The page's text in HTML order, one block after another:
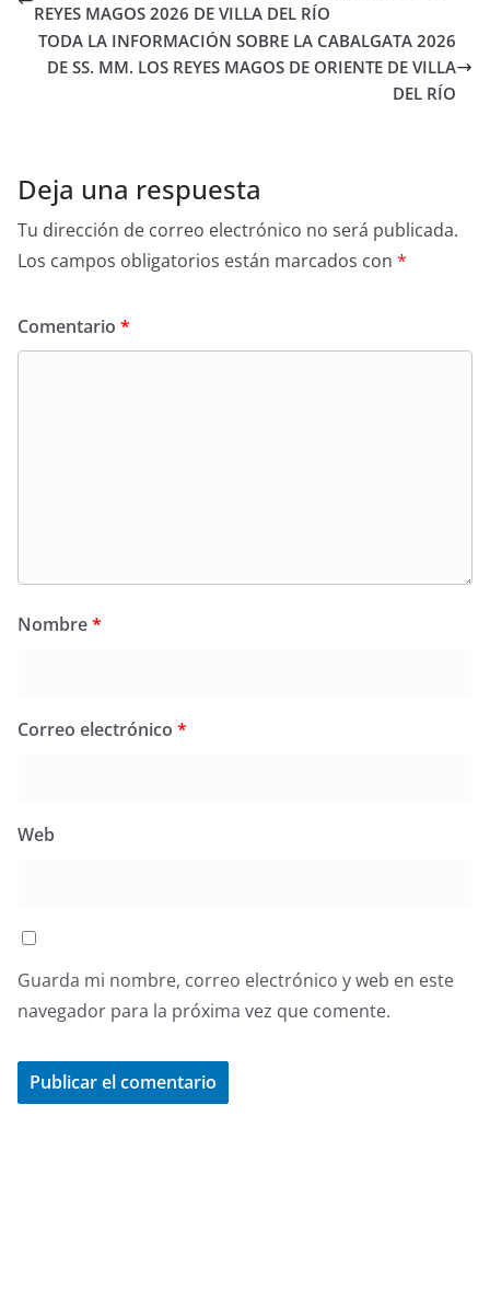
REYES MAGOS 2026 DE VILLA DEL RÍO
TODA LA INFORMACIÓN SOBRE LA CABALGATA 2026
DE SS. MM. LOS REYES MAGOS DE ORIENTE DE VILLA
DEL RÍO
Deja una respuesta
Tu dirección de correo electrónico no será publicada.
Los campos obligatorios están marcados con *
Comentario *
Nombre*
Correo electrónico *
Web
Guarda mi nombre, correo electrónico y web en este
navegador para la próxima vez que comente.